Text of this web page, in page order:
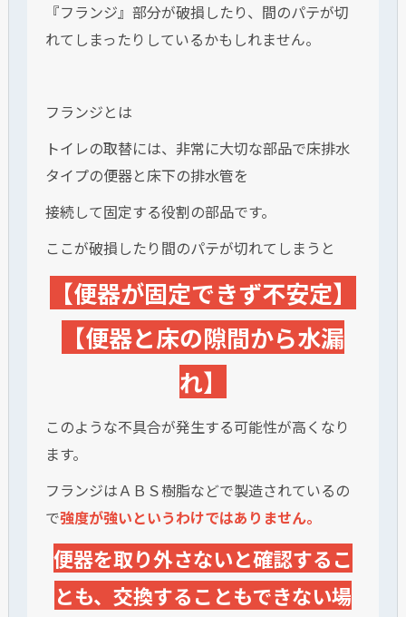
『フランジ』部分が破損したり、間のパテが切
れてしまったりしているかもしれません。
フランジとは
トイレの取替には、非常に大切な部品で床排水
タイプの便器と床下の排水管を
接続して固定する役割の部品です。
ここが破損したり間のパテが切れてしまうと
【便器が固定できず不安定】
【便器と床の隙間から水漏
れ】
このような不具合が発生する可能性が高くなり
ます。
フランジはＡＢＳ樹脂などで製造されているの
で強度が強いというわけではありません。
便器を取り外さないと確認するこ
とも、交換することもできない場